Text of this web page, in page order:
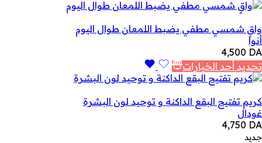
واقٍ شمسي مطفي يضبط اللمعان طوال اليوم
أنوا
4,500 DA
تحديد أحد الخيارات
كريم تفتيح البقع الداكنة و توحيد لون البشرة
غودال
4,750 DA
جديد